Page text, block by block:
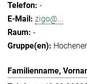
-
zigo@...
-